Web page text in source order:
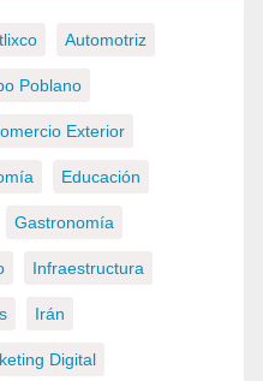
Automotriz
Poblano
Exterior
Educación
Gastronomía
Infraestructura
Irán
Digital